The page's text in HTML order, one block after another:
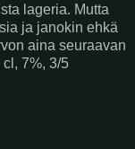
lageria. Mutta
ja janokin ehkä
aina seuraavan
7%, 3/5